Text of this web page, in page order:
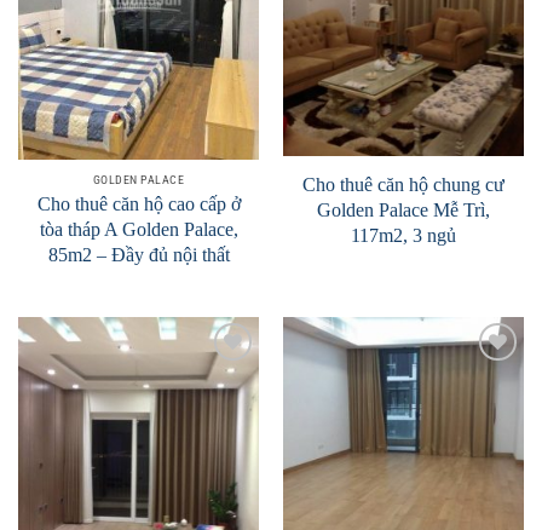
GOLDEN PALACE
Cho thuê căn hộ cao cấp ở
tòa tháp A Golden Palace,
85m2 – Đầy đủ nội thất
Cho thuê căn hộ chung cư
Golden Palace Mễ Trì,
117m2, 3 ngủ
Add to